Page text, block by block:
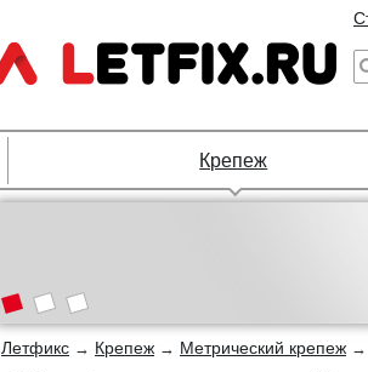
Крепеж
Летфикс → Крепеж → Метрический крепеж